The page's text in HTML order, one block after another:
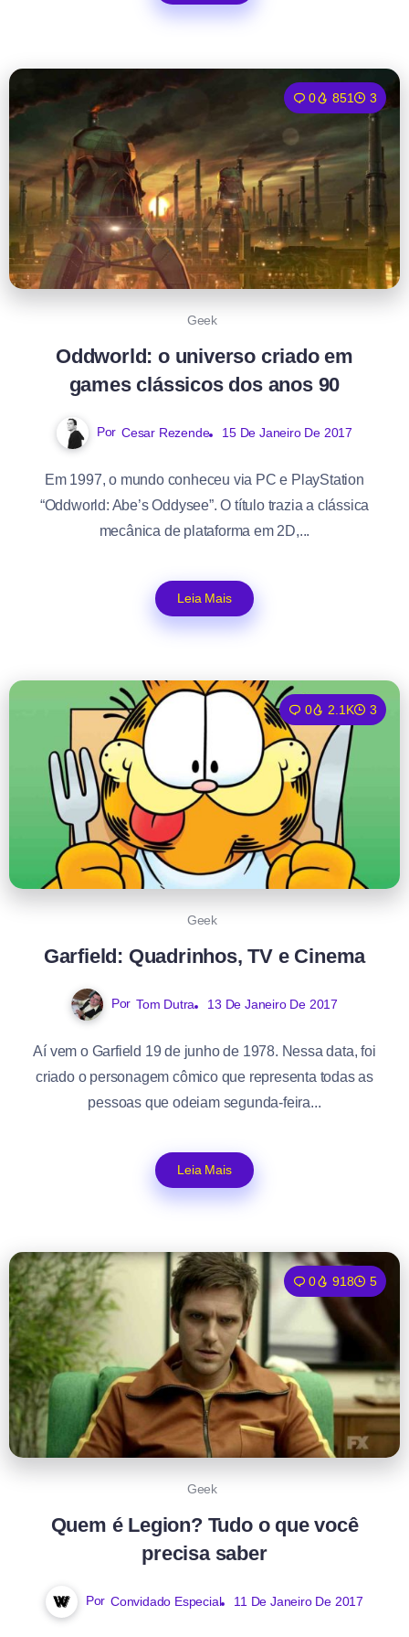
0 851 3
Geek
Oddworld: o universo criado em
games clássicos dos anos 90
Por Cesar Rezende 15 De Janeiro De 2017
Em 1997, o mundo conheceu via PC e PlayStation
“Oddworld: Abe’s Oddysee”. O título trazia a clássica
mecânica de plataforma em 2D,...
Leia Mais
0 2.1K 3
Geek
Garfield: Quadrinhos, TV e Cinema
Por Tom Dutra 13 De Janeiro De 2017
Aí vem o Garfield 19 de junho de 1978. Nessa data, foi
criado o personagem cômico que representa todas as
pessoas que odeiam segunda-feira...
Leia Mais
0 918 5
Geek
Quem é Legion? Tudo o que você
precisa saber
Por Convidado Especial 11 De Janeiro De 2017